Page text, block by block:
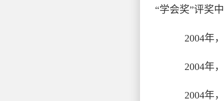
“学会奖”评奖
2004年
2004年
2004年